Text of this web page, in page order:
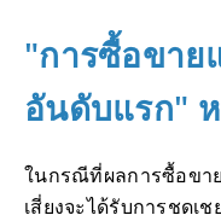
"การซื้อขาย
อันดับแรก"
ในกรณีที่ผลการซื้อขา
เสี่ยงจะได้รับการชดเ